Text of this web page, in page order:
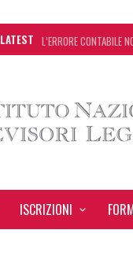
LATEST L’ERRORE CONTABILE
DECRETO OMNIBUS:
ISCRIZIONI